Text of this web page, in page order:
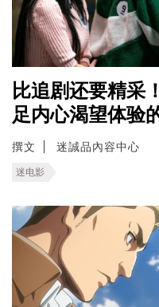
比追剧还要精采
足内心渴望体验
撰文 迷誠品內容中心
迷电影